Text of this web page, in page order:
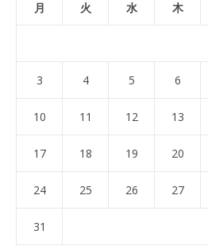
月 火 水 木
3 4 5 6
10 11 12 13
17 18 19 20
24 25 26 27
31